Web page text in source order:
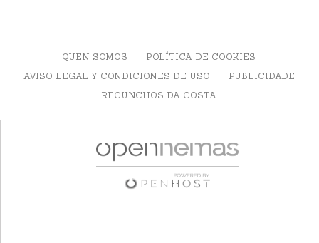
QUEN SOMOS
POLÍTICA DE COOKIES
AVISO LEGAL Y CONDICIONES DE USO
PUBLICIDADE
RECUNCHOS DA COSTA